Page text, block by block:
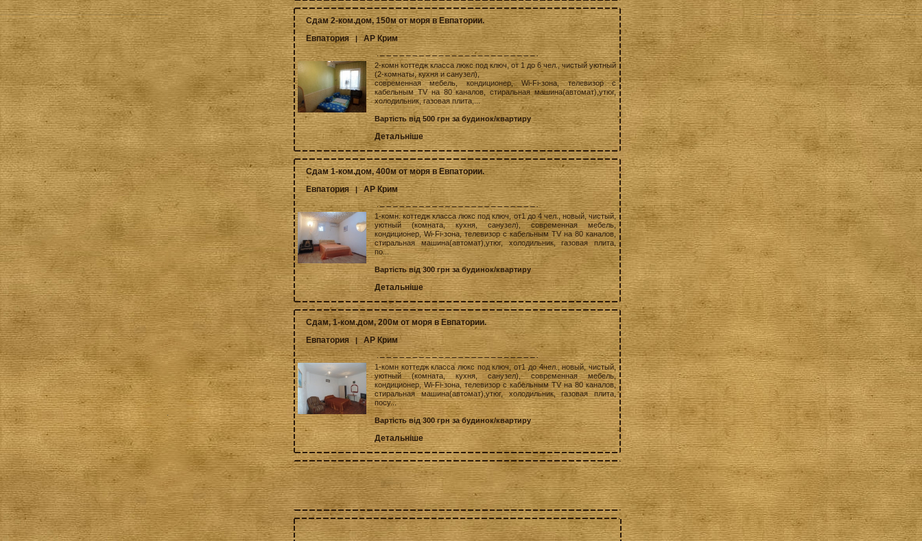
Сдам 2-ком.дом, 150м от моря в Евпатории.
Евпатория |АР Крим
2-комн коттедж класса люкс под ключ, от 1 до 6 чел., чистый уютный
(2-комнаты, кухня и санузел),
современная мебель, кондиционер, Wi-Fi-зона, телевизор с
кабельным TV на 80 каналов, стиральная машина(автомат),утюг,
холодильник, газовая плита,...
Вартість від 500 грн за будинок/квартиру
Детальніше
Сдам 1-ком.дом, 400м от моря в Евпатории.
Евпатория |АР Крим
1-комн. коттедж класса люкс под ключ, от1 до 4 чел., новый, чистый,
уютный (комната, кухня, санузел), современная мебель,
кондиционер, Wi-Fi-зона, телевизор с кабельным TV на 80 каналов,
стиральная машина(автомат),утюг, холодильник, газовая плита,
по...
Вартість від 300 грн за будинок/квартиру
Детальніше
Сдам, 1-ком.дом, 200м от моря в Евпатории.
Евпатория
| АР Крим
1-комн коттедж класса люкс под ключ, от1 до 4чел., новый, чистый,
уютный (комната, кухня, санузел), современная мебель,
кондиционер, Wi-Fi-зона, телевизор с кабельным TV на 80 каналов,
стиральная машина(автомат),утюг, холодильник, газовая плита,
посу...
Вартість від 300 грн за будинок/квартиру
Детальніше